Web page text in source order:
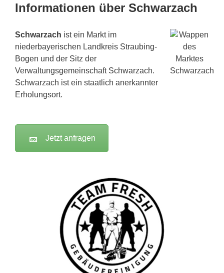
Informationen über Schwarzach
Schwarzach ist ein Markt im
niederbayerischen Landkreis Straubing-
Bogen und der Sitz der
Verwaltungsgemeinschaft Schwarzach.
Schwarzach ist ein staatlich anerkannter
Erholungsort.
Jetzt anfragen